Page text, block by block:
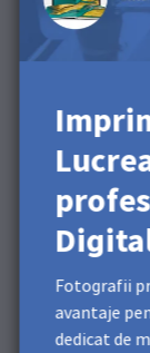
Felicitări!
Fotografii
avantaje
dedicat de